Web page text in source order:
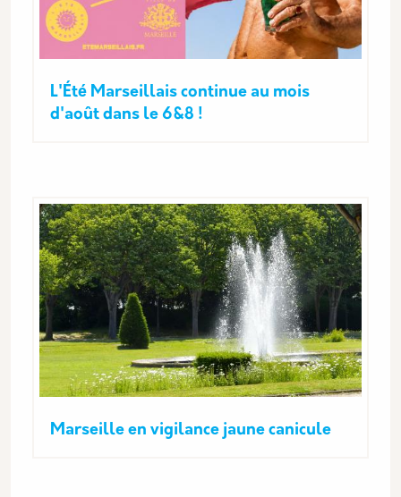
L'Été Marseillais continue au mois
d'août dans le 6&8 !
Marseille en vigilance jaune canicule